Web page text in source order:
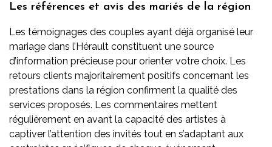
Les références et avis des mariés de la région
Les témoignages des couples ayant déjà organisé leur
mariage dans l’Hérault constituent une source
d’information précieuse pour orienter votre choix. Les
retours clients majoritairement positifs concernant les
prestations dans la région confirment la qualité des
services proposés. Les commentaires mettent
régulièrement en avant la capacité des artistes à
captiver l’attention des invités tout en s’adaptant aux